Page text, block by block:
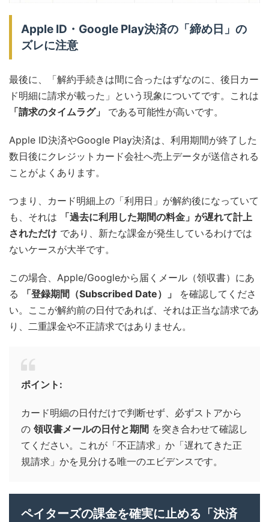
Apple ID・Google Play決済の「締め日」の
ズレに注意
最後に、「解約手続きは間に合ったはずなのに、後日カー
ド明細に請求が載った」という現象についてです。これは
「請求のタイムラグ」
である可能性が高いです。
Apple ID決済やGoogle Play決済は、利用期間が終了した
数日後にクレジットカード会社へ売上データが送信される
ことがよくあります。
つまり、カード明細上の「利用日」が解約後になっていて
も、それは
「過去に利用した期間の料金」が遅れて計上
されただけ であり、新たな課金が発生しているわけでは
ないケースが大半です。
この場合、Apple/Googleから届くメール（領収書）にあ
る
「登録期間（Subscribed Date）」
を確認してくださ
い。ここが解約前の日付であれば、それは正当な請求であ
り、二重課金や不正請求ではありません。
ポイント:
カード明細の日付だけで判断せず、必ずストアから
の 領収書メールの日付と期間 を突き合わせて確認し
てください。これが「不正請求」か「遅れてきた正
規請求」かを見分ける唯一のエビデンスです。
ペイターズの課金を確実に止める「決済